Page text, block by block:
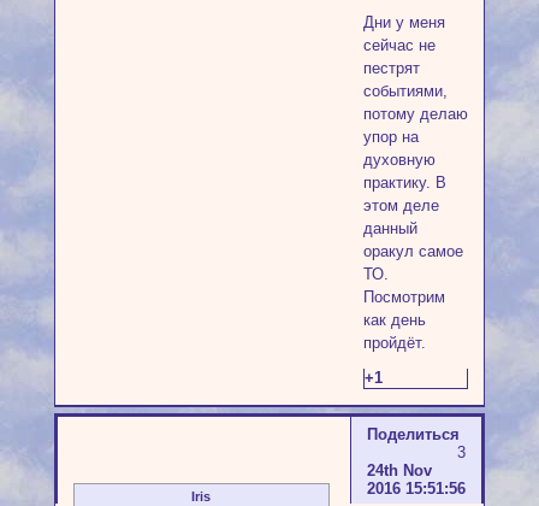
Дни у меня
сейчас не
пестрят
событиями,
потому делаю
упор на
духовную
практику. В
этом деле
данный
оракул самое
ТО.
Посмотрим
как день
пройдёт.
+1
Поделиться
3
24th Nov
2016 15:51:56
Iris